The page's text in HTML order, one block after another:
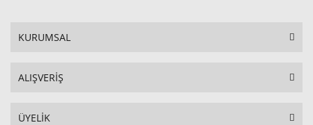
KURUMSAL
ALIŞVERİŞ
ÜYELİK